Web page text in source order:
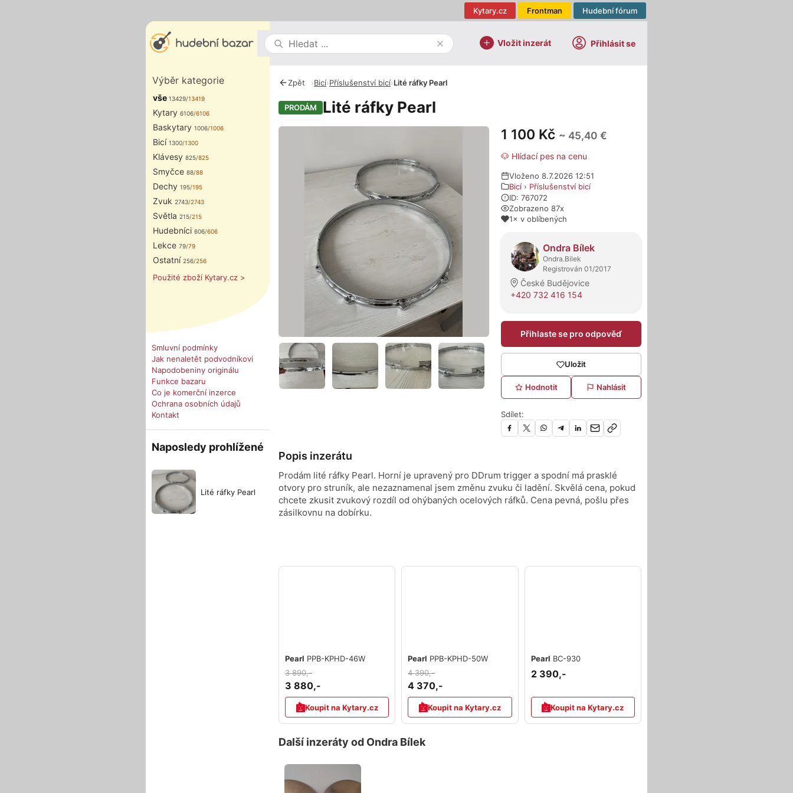
Hudební fórum
Frontman
Kytary.cz
Vložit inzerát Přihlásit se
Výběr kategorie
vše 13429/13419
Kytary 6106/6106
Baskytary 1006/1006
Bicí 1300/1300
Klávesy 825/825
Smyčce 88/88
Dechy 195/195
Zvuk 2743/2743
Světla 215/215
Hudebníci 606/606
Lekce 79/79
Ostatní 256/256
Použité zboží Kytary.cz >
Smluvní podmínky
Jak nenaletět podvodníkovi
Napodobeniny originálu
Funkce bazaru
Co je komerční inzerce
Ochrana osobních údajů
Kontakt
Naposledy prohlížené
Lité ráfky Pearl
Zpět ›Bicí›Příslušenství bicí›Lité ráfky Pearl
PRODÁM Lité ráfky Pearl
1 100 Kč ~ 45,40 €
🐶 Hlídací pes na cenu
Vloženo 8.7.2026 12:51
Bicí › Příslušenství bicí
ID: 767072
Zobrazeno 87x
1× v oblíbených
O prodejci
Ondra Bílek
Ondra.Bilek
Registrován 01/2017
České Budějovice
+420 732 416 154
Přihlaste se pro odpověď
Uložit
Hodnotit Nahlásit
Sdílet:
Popis inzerátu
Prodám lité ráfky Pearl. Horní je upravený pro DDrum trigger a spodní má prasklé
otvory pro struník, ale nezaznamenal jsem změnu zvuku či ladění. Skvělá cena, pokud
chcete zkusit zvukový rozdíl od ohýbaných ocelových ráfků. Cena pevná, pošlu přes
zásilkovnu na dobírku.
Pearl PPB-KPHD-46W
3 890,-
3 880,-
Koupit na Kytary.cz
Pearl PPB-KPHD-50W
4 390,-
4 370,-
Koupit na Kytary.cz
Pearl BC-930
2 390,-
Koupit na Kytary.cz
Další inzeráty od Ondra Bílek